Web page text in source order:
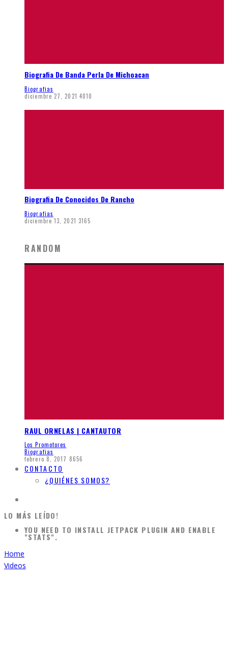
Biografia De Banda Perla De Michoacan
Biografias
diciembre 27, 2021 4010
Biografia De Conocidos De Rancho
Biografias
diciembre 13, 2021 3165
RANDOM
RAUL ORNELAS | CANTAUTOR
Los Promotores
Biografias
febrero 8, 2017 8656
CONTACTO
¿QUIÉNES SOMOS?
LO MÁS LEÍDO!
YOU NEED TO INSTALL JETPACK PLUGIN AND ENABLE
"STATS".
Home
Videos